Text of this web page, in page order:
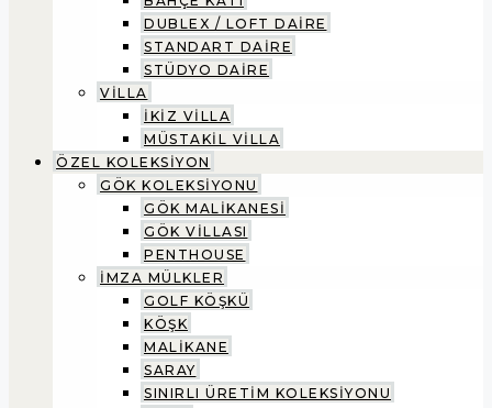
DUBLEX / LOFT DAİRE
STANDART DAİRE
STÜDYO DAİRE
VİLLA
İKİZ VİLLA
MÜSTAKİL VİLLA
ÖZEL KOLEKSİYON
GÖK KOLEKSİYONU
GÖK MALİKANESİ
GÖK VİLLASI
PENTHOUSE
İMZA MÜLKLER
GOLF KÖŞKÜ
KÖŞK
MALİKANE
SARAY
SINIRLI ÜRETİM KOLEKSİYONU